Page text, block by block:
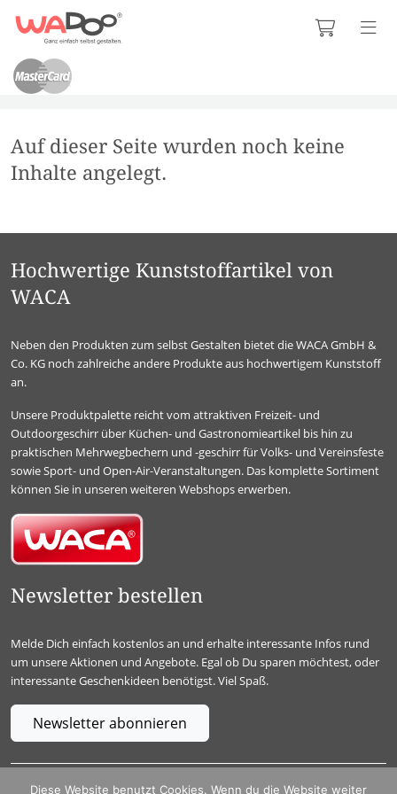
Auf dieser Seite wurden noch keine
Inhalte angelegt.
Hochwertige Kunststoffartikel von
WACA
Neben den Produkten zum selbst Gestalten bietet die WACA GmbH &
Co. KG noch zahlreiche andere Produkte aus hochwertigem Kunststoff
an.
Unsere Produktpalette reicht vom attraktiven Freizeit- und
Outdoorgeschirr über Küchen- und Gastronomieartikel bis hin zu
praktischen Mehrwegbechern und -geschirr für Volks- und Vereinsfeste
sowie Sport- und Open-Air-Veranstaltungen. Das komplette Sortiment
können Sie in unseren weiteren Webshops erwerben.
Newsletter bestellen
Melde Dich einfach kostenlos an und erhalte interessante Infos rund
um unsere Aktionen und Angebote. Egal ob Du sparen möchtest, oder
interessante Geschenkideen benötigst. Viel Spaß.
Newsletter abonnieren
WACA GmbH & Co. KG, In der Hälver 1, D – 58553 Halver
Diese Website benutzt Cookies. Wenn du die Website weiter